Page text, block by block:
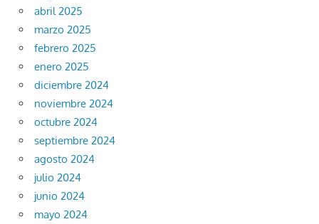
abril 2025
marzo 2025
febrero 2025
enero 2025
diciembre 2024
noviembre 2024
octubre 2024
septiembre 2024
agosto 2024
julio 2024
junio 2024
mayo 2024